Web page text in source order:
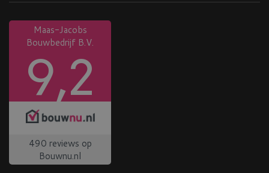
Kunststof kozijnen
Werken bij
Nieuws en verhalen
Contact
+31 (0)76 59 75 200
info@maasjacobs.nl